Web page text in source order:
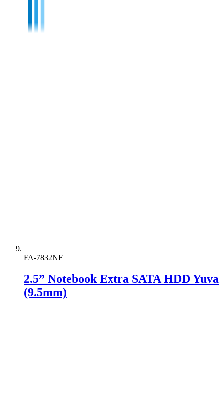
FA-7832NF
2.5” Notebook Extra SATA HDD Yuva
(9.5mm)